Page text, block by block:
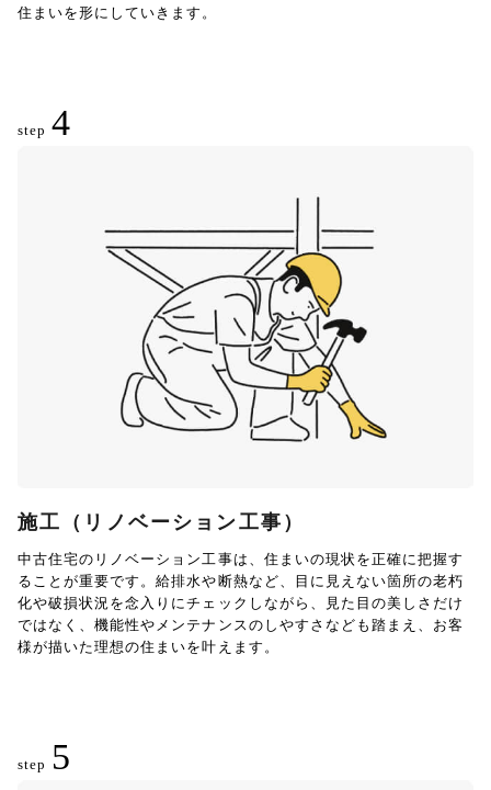
住まいを形にしていきます。
step 4
施工（リノベーション工事）
中古住宅のリノベーション工事は、住まいの現状を正確に把握す
ることが重要です。給排水や断熱など、目に見えない箇所の老朽
化や破損状況を念入りにチェックしながら、見た目の美しさだけ
ではなく、機能性やメンテナンスのしやすさなども踏まえ、お客
様が描いた理想の住まいを叶えます。
step 5